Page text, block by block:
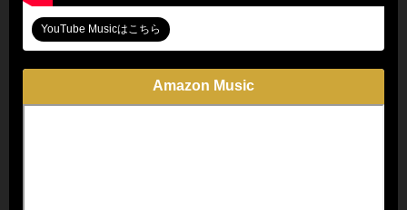
YouTube Musicはこちら
Amazon Music